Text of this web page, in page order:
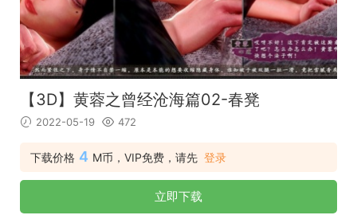
【3D】黄蓉之曾经沧海篇02-春凳
2022-05-19 472
下载价格 4 M币，VIP免费，请先 登录
立即下载